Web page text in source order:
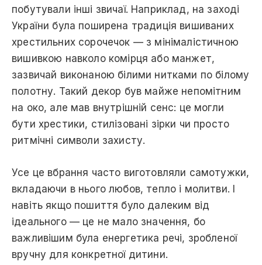
побутували інші звичаї. Наприклад, на заході
України була поширена традиція вишиваних
хрестильних сорочечок — з мінімалістичною
вишивкою навколо комірця або манжет,
зазвичай виконаною білими нитками по білому
полотну. Такий декор був майже непомітним
на око, але мав внутрішній сенс: це могли
бути хрестики, стилізовані зірки чи просто
ритмічні символи захисту.
Усе це вбрання часто виготовляли самотужки,
вкладаючи в нього любов, тепло і молитви. І
навіть якщо пошиття було далеким від
ідеального — це не мало значення, бо
важливішим була енергетика речі, зробленої
вручну для конкретної дитини.